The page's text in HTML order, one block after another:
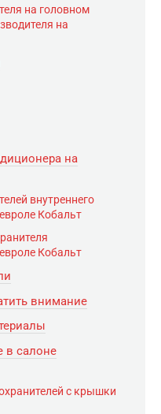
на головном
на
на
внутреннего
Кобальт
Кобальт
внимание
в салоне
с крышки